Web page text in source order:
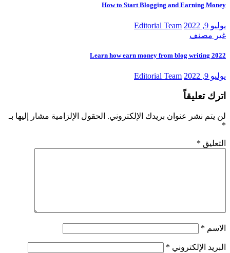
How to Start Blogging and Earning Money
يوليو 9, 2022
Editorial Team
غير مصنف
Learn how earn money from blog writing 2022
يوليو 9, 2022 Editorial Team
اترك تعليقاً
لن يتم نشر عنوان بريدك الإلكتروني. الحقول الإلزامية مشار إليها بـ
*
التعليق *
الاسم *
البريد الإلكتروني *